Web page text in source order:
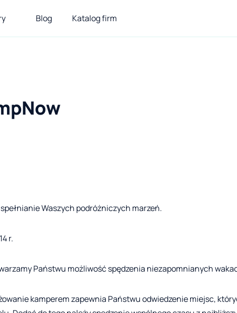
Blog Katalog firm
Waszych podróżniczych marzeń.
r.
Państwu możliwość spędzenia niezapomnianych
kamperem zapewnia Państwu odwiedzenie miejsc,